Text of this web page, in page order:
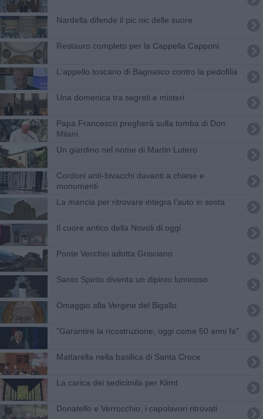
Nardella difende il pic nic delle suore
Restauro completo per la Cappella Capponi
L'appello toscano di Bagnasco contro la pedofilia
Una domenica tra segreti e misteri
Papa Francesco pregherà sulla tomba di Don
Milani
Un giardino nel nome di Martin Lutero
Cordoni anti-bivacchi davanti a chiese e
monumenti
La mancia per ritrovare integra l'auto in sosta
Il cuore antico della Novoli di oggi
Ponte Vecchio adotta Grisciano
Santo Spirito diventa un dipinto luminoso
Omaggio alla Vergine del Bigallo
"Garantire la ricostruzione, oggi come 50 anni fa"
Mattarella nella basilica di Santa Croce
La carica dei sedicimila per Klimt
Donatello e Verrocchio, i capolavori ritrovati